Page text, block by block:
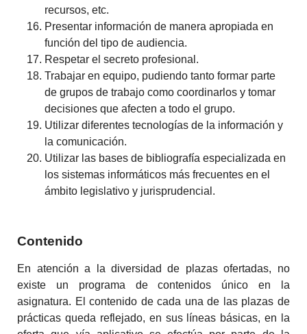
recursos, etc.
Presentar información de manera apropiada en
función del tipo de audiencia.
Respetar el secreto profesional.
Trabajar en equipo, pudiendo tanto formar parte
de grupos de trabajo como coordinarlos y tomar
decisiones que afecten a todo el grupo.
Utilizar diferentes tecnologías de la información y
la comunicación.
Utilizar las bases de bibliografía especializada en
los sistemas informáticos más frecuentes en el
ámbito legislativo y jurisprudencial.
Contenido
En atención a la diversidad de plazas ofertadas, no
existe un programa de contenidos único en la
asignatura. El contenido de cada una de las plazas de
prácticas queda reflejado, en sus líneas básicas, en la